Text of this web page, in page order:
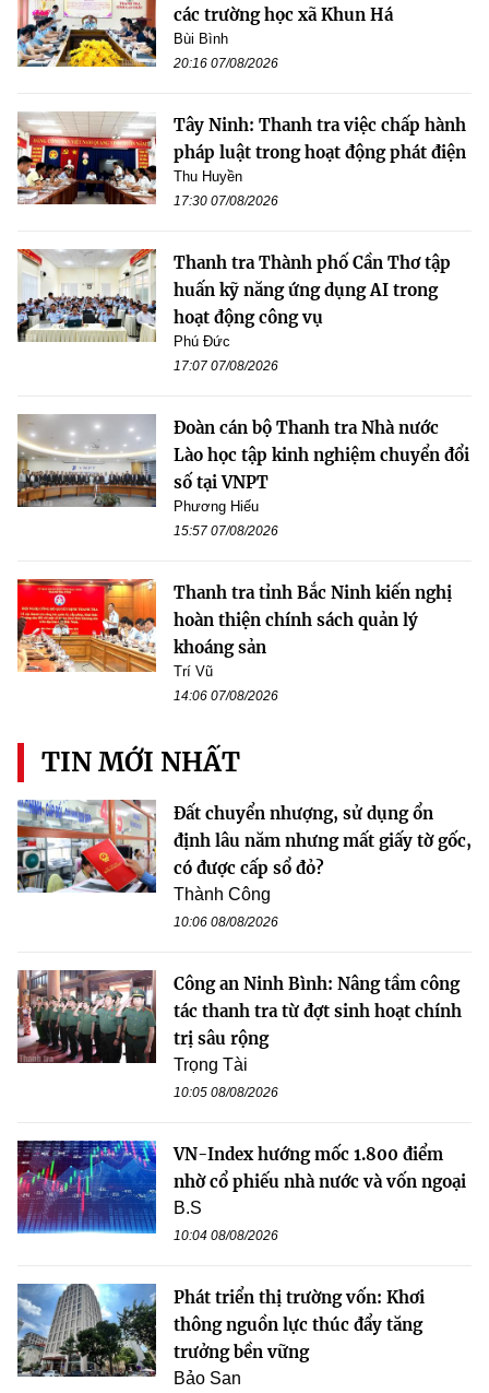
các trường học xã Khun Há
Bùi Bình
20:16 07/08/2026
Tây Ninh: Thanh tra việc chấp hành
pháp luật trong hoạt động phát điện
Thu Huyền
17:30 07/08/2026
Thanh tra Thành phố Cần Thơ tập
huấn kỹ năng ứng dụng AI trong
hoạt động công vụ
Phú Đức
17:07 07/08/2026
Đoàn cán bộ Thanh tra Nhà nước
Lào học tập kinh nghiệm chuyển đổi
số tại VNPT
Phương Hiếu
15:57 07/08/2026
Thanh tra tỉnh Bắc Ninh kiến nghị
hoàn thiện chính sách quản lý
khoáng sản
Trí Vũ
14:06 07/08/2026
TIN MỚI NHẤT
Đất chuyển nhượng, sử dụng ổn
định lâu năm nhưng mất giấy tờ gốc,
có được cấp sổ đỏ?
Thành Công
10:06 08/08/2026
Công an Ninh Bình: Nâng tầm công
tác thanh tra từ đợt sinh hoạt chính
trị sâu rộng
Trọng Tài
10:05 08/08/2026
VN-Index hướng mốc 1.800 điểm
nhờ cổ phiếu nhà nước và vốn ngoại
B.S
10:04 08/08/2026
Phát triển thị trường vốn: Khơi
thông nguồn lực thúc đẩy tăng
trưởng bền vững
Bảo San